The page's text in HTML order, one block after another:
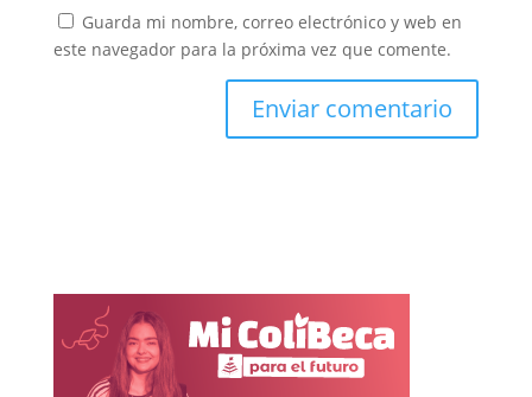
Guarda mi nombre, correo electrónico y web en
este navegador para la próxima vez que comente.